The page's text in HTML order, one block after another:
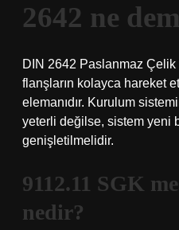
2642 ne
DIN 2642 Paslanmaz Çelik
flanşların kolayca hareket
elemanıdır. Kurulum
yeterli değilse, sistem yeni
genişletilmelidir.
9112.11 SGK
nedir?